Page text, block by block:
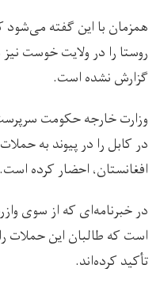
همزمان با این گفته می‌شود
روستا را در ولایت خوست نیز
گزارش نشده است.
وزارت خارجه‌ حکومت
در کابل را در پیوند به
افغانستان، احضار کرده است.
در خبرنامه‌ای که از سوی
است که طالبان این حملات
تأکید کرده‌اند.